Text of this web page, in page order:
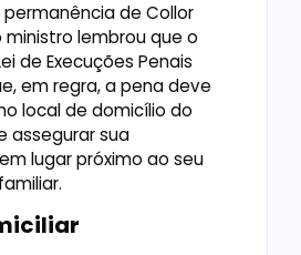
de Collor
ministro lembrou que o
de Execuções Penais
em regra, a pena deve
local de domicílio do
assegurar sua
lugar próximo ao seu